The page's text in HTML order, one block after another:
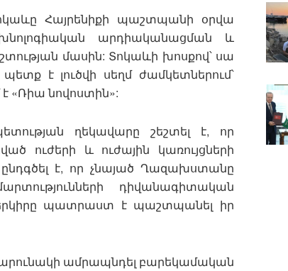
Հայրենիքի պաշտպանի օրվա
արդիականացման և
մասին: Տոկաևի խոսքով՝ սա
է լուծվի սեղմ ժամկետներում՝
«Ռիա նովոստին»:
ղեկավարը շեշտել է, որ
ուժերի և ուժային կառույցների
է, որ չնայած Ղազախստանը
դիվանագիտական
պատրաստ է պաշտպանել իր
ամրապնդել բարեկամական